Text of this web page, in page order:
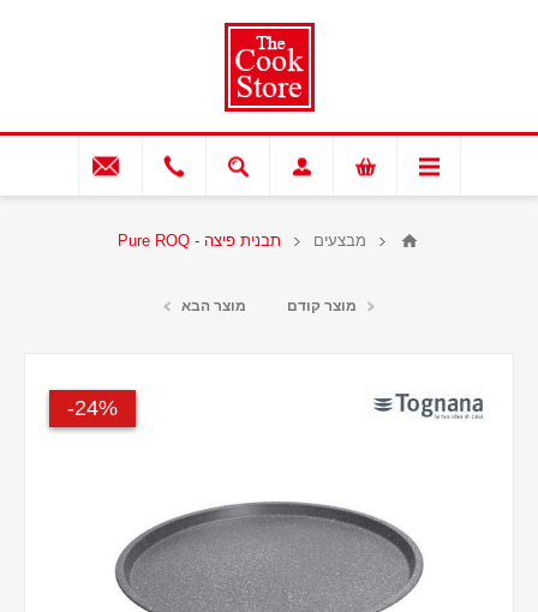
מבצעים תבנית פיצה - Pure ROQ
מוצר קודם מוצר הבא
24%-